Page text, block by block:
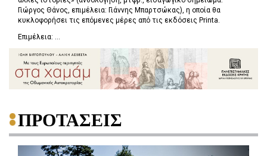
Γιώργος Θάνος, επιμέλεια: Γιάννης Μπαρτσώκας), η οποία θα
κυκλοφορήσει τις επόμενες μέρες από τις εκδόσεις Printa.
Επιμέλεια: ...
ΠΡΟΤΑΣΕΙΣ